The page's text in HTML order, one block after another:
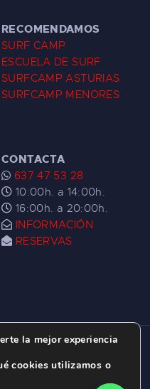
RECOMENDAMOS
SURF CAMP
ESCUELA DE SURF
SURFCAMP ASTURIAS
SURFCAMP MENORES
CONTACTA
637 47 53 28
10:00h. a 14:00h.
16:00h. a 20:00h.
INFORMACIÓN
RESERVAS
DUNAS ©
2026.
GALAN 1, SALINAS
la mejor experiencia
cookies utilizamos o